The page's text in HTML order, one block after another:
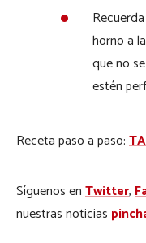
horno a
que no
estén
Receta paso a paso:
Síguenos enTwitter,
nuestras noticias